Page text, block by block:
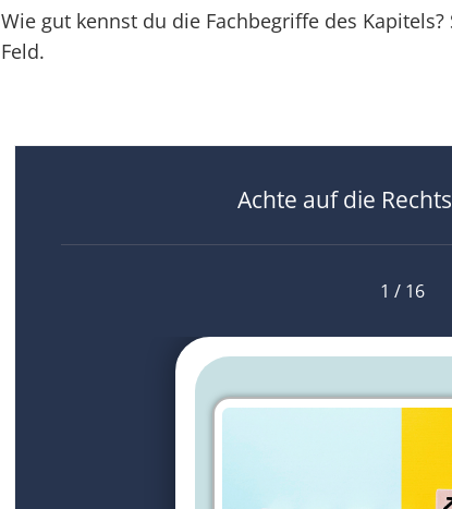
Wie gut kennst du die Fachbegriffe des
Feld.